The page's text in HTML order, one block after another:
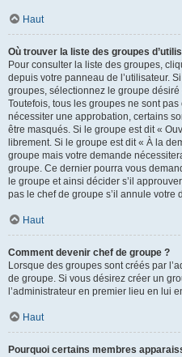
Haut
Où trouver la liste des groupes
Pour consulter la liste des groupes,
depuis votre panneau de l’utilisateur.
groupes, sélectionnez le groupe
Toutefois, tous les groupes ne sont
nécessiter une approbation, certains
être masqués. Si le groupe est dit «
librement. Si le groupe est dit « À la
groupe mais votre demande
groupe. Ce dernier pourra vous
le groupe et ainsi décider s’il
pas le chef de groupe s’il annule votre
Haut
Comment devenir chef de groupe ?
Lorsque des groupes sont créés par
de groupe. Si vous désirez créer un
l’administrateur en premier lieu en lui
Haut
Pourquoi certains membres